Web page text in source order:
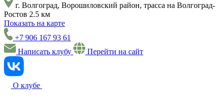
г. Волгоград, Ворошиловский район, трасса на Волгоград-
Ростов 2.5 км
Показать на карте
+7 906 167 93 61
Написать клубу
Перейти на сайт
О клубе